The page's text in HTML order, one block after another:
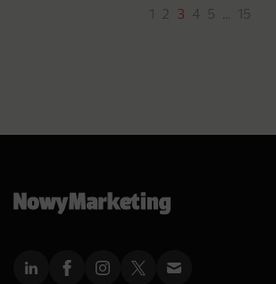
2 3 4 5 … 15